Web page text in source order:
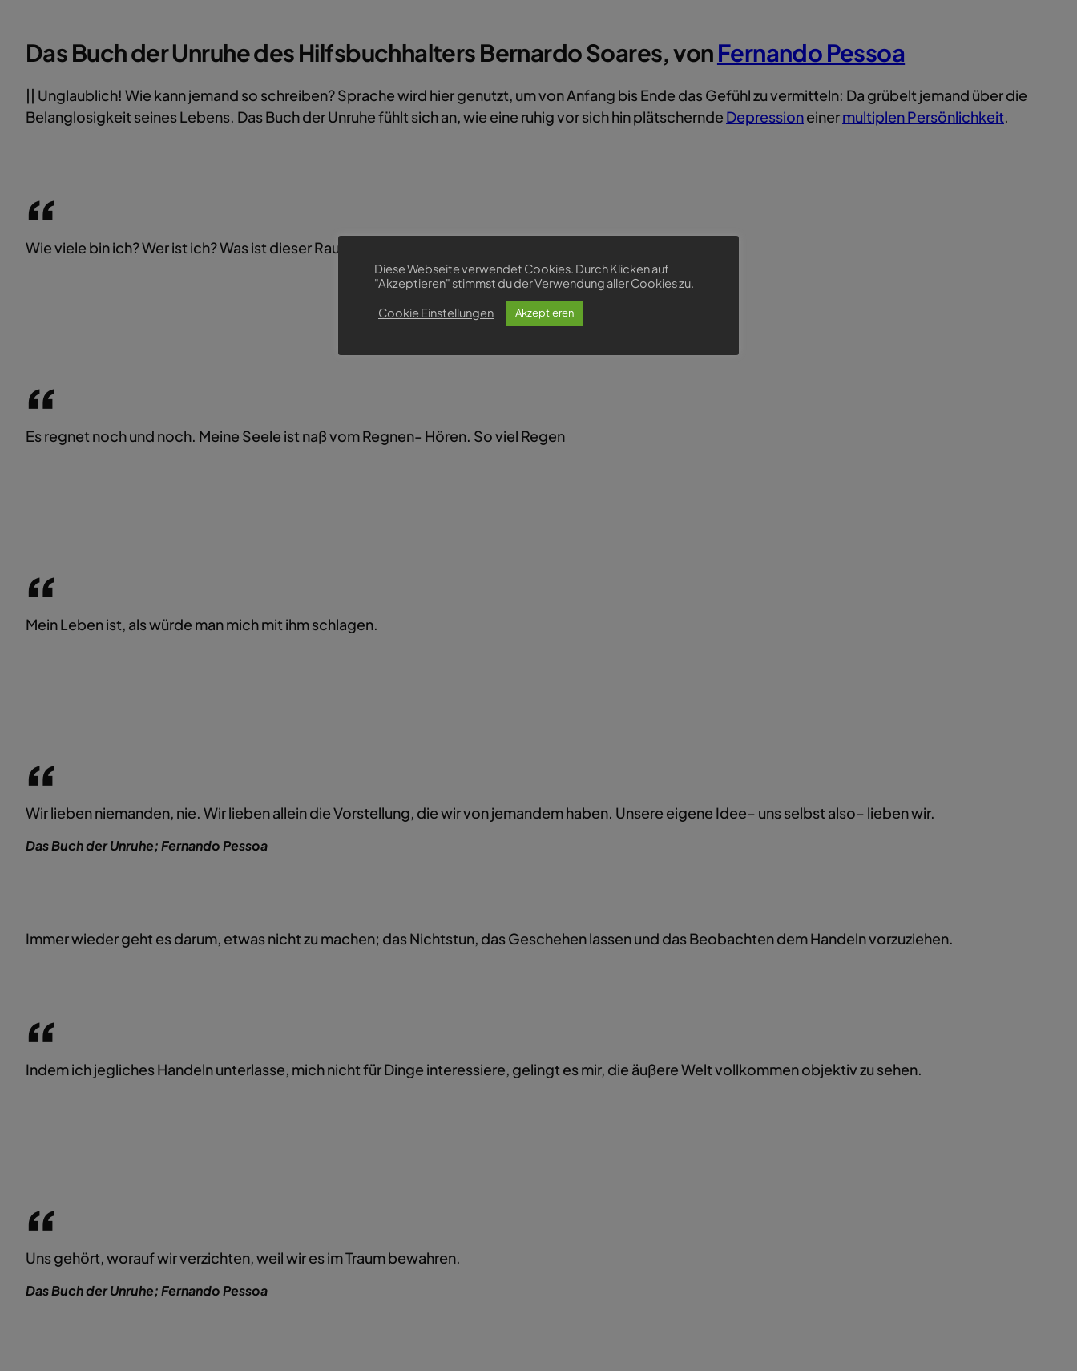
Das Buch der Unruhe des Hilfsbuchhalters Bernardo Soares, vonFernando Pessoa
|| Unglaublich! Wie kann jemand so schreiben? Sprache wird hier genutzt, um von Anfang bis Ende das Gefühl zu vermitteln: Da grübelt jemand über die
Belanglosigkeit seines Lebens. Das Buch der Unruhe fühlt sich an, wie eine ruhig vor sich hin plätschernde Depressioneinermultiplen Persönlichkeit
Wie viele bin ich? Wer ist ich? Was ist dieser Raum zwischen mir und mir?
Es regnet noch und noch. Meine Seele ist naß vom Regnen- Hören. So viel Regen
Mein Leben ist, als würde man mich mit ihm schlagen.
Wir lieben niemanden, nie. Wir lieben allein die Vorstellung, die wir von jemandem haben. Unsere eigene Idee– uns selbst also– lieben wir.
Das Buch der Unruhe; Fernando Pessoa
Immer wieder geht es darum, etwas nicht zu machen; das Nichtstun, das Geschehen lassen und das Beobachten dem Handeln vorzuziehen.
Indem ich jegliches Handeln unterlasse, mich nicht für Dinge interessiere, gelingt es mir, die äußere Welt vollkommen objektiv zu sehen.
Uns gehört, worauf wir verzichten, weil wir es im Traum bewahren.
Das Buch der Unruhe; Fernando Pessoa
Diese Webseite verwendet Cookies. Durch Klicken auf
"Akzeptieren" stimmst du der Verwendung aller Cookies zu.
Cookie Einstellungen Akzeptieren